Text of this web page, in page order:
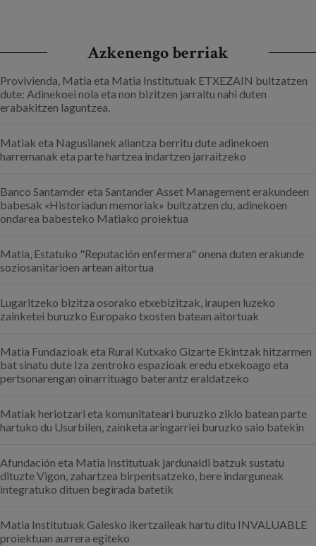
Azkenengo berriak
Provivienda, Matia eta Matia Institutuak ETXEZAIN bultzatzen
dute: Adinekoei nola eta non bizitzen jarraitu nahi duten
erabakitzen laguntzea.
Matiak eta Nagusilanek aliantza berritu dute adinekoen
harremanak eta parte hartzea indartzen jarraitzeko
Banco Santamder eta Santander Asset Management erakundeen
babesak «Historiadun memoriak» bultzatzen du, adinekoen
ondarea babesteko Matiako proiektua
Matia, Estatuko "Reputación enfermera" onena duten erakunde
soziosanitarioen artean aitortua
Lugaritzeko bizitza osorako etxebizitzak, iraupen luzeko
zainketei buruzko Europako txosten batean aitortuak
Matia Fundazioak eta Rural Kutxako Gizarte Ekintzak hitzarmen
bat sinatu dute Iza zentroko espazioak eredu etxekoago eta
pertsonarengan oinarrituago baterantz eraldatzeko
Matiak heriotzari eta komunitateari buruzko ziklo batean parte
hartuko du Usurbilen, zainketa aringarriei buruzko saio batekin
Afundación eta Matia Institutuak jardunaldi batzuk sustatu
dituzte Vigon, zahartzea birpentsatzeko, bere indarguneak
integratuko dituen begirada batetik
Matia Institutuak Galesko ikertzaileak hartu ditu INVALUABLE
proiektuan aurrera egiteko